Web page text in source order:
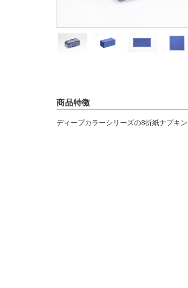
商品特徴
ディープカラーシリーズの8折紙ナプキン